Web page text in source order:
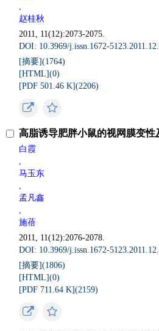
,
赵桂秋
2011, 11(12):2073-2075.
DOI: 10.3969/j.issn.1672-
[摘要](1764)
[HTML](0)
[PDF 501.46 K](2206)
高脂诱导肥胖小鼠的视网膜变
白霞
,
马玉东
,
孟凡鑫
,
施蓓
2011, 11(12):2076-2078.
DOI: 10.3969/j.issn.1672-
[摘要](1806)
[HTML](0)
[PDF 711.64 K](2159)